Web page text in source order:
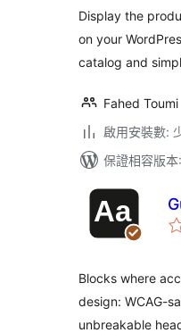
Display the
on your
catalog and
Fahed Toumi
啟用安裝數:
保證相容版
Blocks where
design: WCAG-
unbreakable